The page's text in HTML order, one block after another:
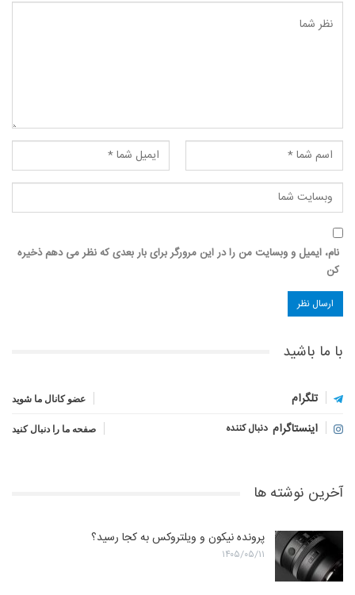
نام، ایمیل و وبسایت من را در این مرورگر برای بار بعدی که نظر می دهم ذخیره
کن
با ما باشید
تلگرام عضو کانال ما شوید
اینستاگرام دنبال کننده صفحه ما را دنبال کنید
آخرین نوشته ها
پرونده نیکون و ویلتروکس به کجا رسید؟
۱۴۰۵/۰۵/۱۱